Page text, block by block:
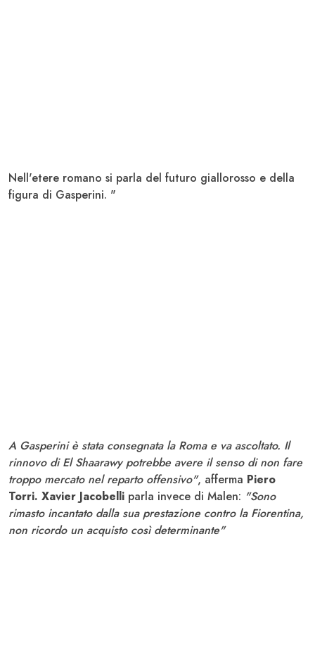
Nell'etere romano si parla del futuro giallorosso e della
figura di Gasperini. "
A Gasperini è stata consegnata la Roma e va ascoltato. Il
rinnovo di El Shaarawy potrebbe avere il senso di non fare
troppo mercato nel reparto offensivo", afferma Piero
Torri. Xavier Jacobelli parla invece di Malen: "Sono
rimasto incantato dalla sua prestazione contro la Fiorentina,
non ricordo un acquisto così determinante"